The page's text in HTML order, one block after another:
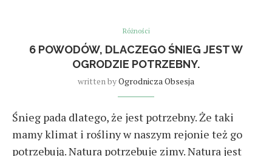
Różności
6 POWODÓW, DLACZEGO ŚNIEG JEST W
OGRODZIE POTRZEBNY.
written byOgrodnicza Obsesja
Śnieg pada dlatego, że jest potrzebny. Że taki
mamy klimat i rośliny w naszym rejonie też go
potrzebują. Natura potrzebuje zimy. Natura jest